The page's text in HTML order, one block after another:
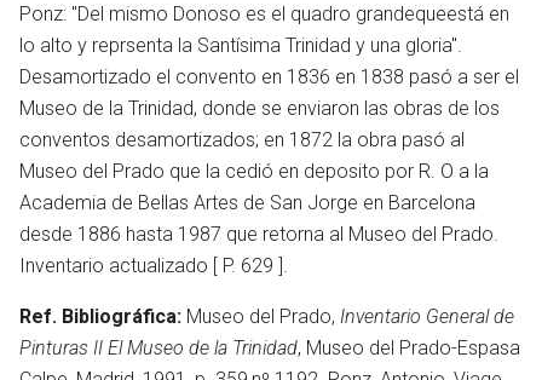
en
Ponz: "Del mismo Donoso es el quadro grandequeestá en
lo alto y reprsenta la Santísima Trinidad y una gloria".
Desamortizado el convento en 1836 en 1838 pasó a ser el
Museo de la Trinidad, donde se enviaron las obras de los
conventos desamortizados; en 1872 la obra pasó al
Museo del Prado que la cedió en deposito por R. O a la
Academia de Bellas Artes de San Jorge en Barcelona
desde 1886 hasta 1987 que retorna al Museo del Prado.
Inventario actualizado [ P. 629 ].
Ref. Bibliográfica: Museo del Prado, Inventario General de
Pinturas II El Museo de la Trinidad, Museo del Prado-Espasa